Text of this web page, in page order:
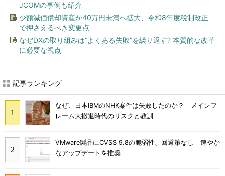
JCOMの事例も紹介
少額減価償却資産が40万円未満へ拡大、令和8年度税制改正
で押さえるべき変更点
なぜDXの取り組みは“よくある失敗”を繰り返す? 本質的な改革
に必要な視点
記事ランキング
なぜ、日本IBMのNHK案件は失敗したのか？ メインフ
レーム大撤退時代のリスクと教訓
VMware製品にCVSS 9.8の脆弱性、回避策なし 速やか
なアップデートを推奨